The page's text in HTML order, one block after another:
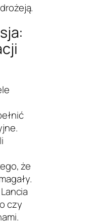
że
czy